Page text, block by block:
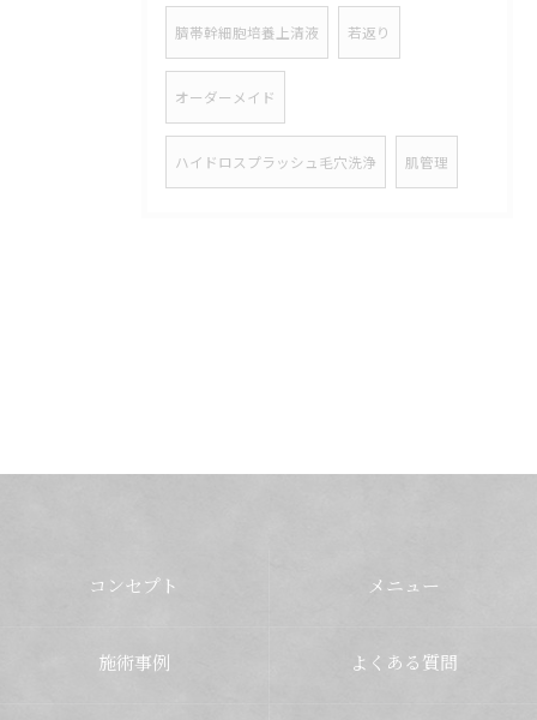
臍帯幹細胞培養上清液 若返り
オーダーメイド
ハイドロスプラッシュ毛穴洗浄 肌管理
コンセプト メニュー
施術事例 よくある質問